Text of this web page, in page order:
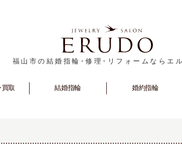
福山市の結婚指輪･修理･リフォームならエ
買取 結婚指輪
Marriage 婚約指輪
Engagement